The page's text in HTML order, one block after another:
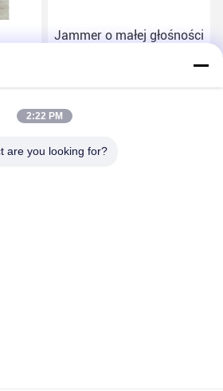
Jammer o małej głośności
bezprzewodowych 20-
6000 MHz
2:22 PM
are you looking for?